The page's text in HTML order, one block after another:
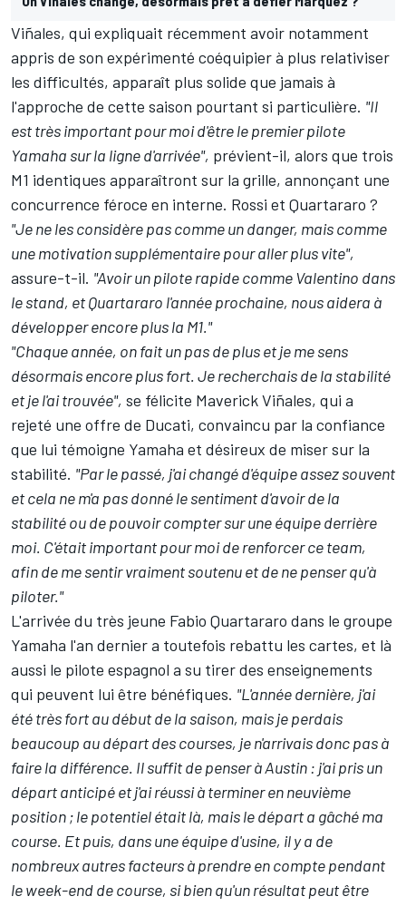
Viñales, qui expliquait récemment avoir notamment
appris de son expérimenté coéquipierà plus relativiser
les difficultés, apparaît plus solide que jamais à
l'approche de cette saison pourtant si particulière. "Il
est très important pour moi d'être le premier pilote
Yamaha sur la ligne d'arrivée", prévient-il, alors que trois
M1 identiques apparaîtront sur la grille, annonçant une
concurrence féroce en interne. Rossi et Quartararo ?
"Je ne les considère pas comme un danger, mais comme
une motivation supplémentaire pour aller plus vite",
assure-t-il. "Avoir un pilote rapide comme Valentino dans
le stand, et Quartararo l'année prochaine, nous aidera à
développer encore plus la M1."
"Chaque année, on fait un pas de plus et je me sens
désormais encore plus fort. Je recherchais de la stabilité
et je l'ai trouvée", se félicite Maverick Viñales, qui a
rejeté une offre de Ducati, convaincu par la confiance
que lui témoigne Yamaha et désireux de miser sur la
stabilité. "Par le passé, j'ai changé d'équipe assez souvent
et cela ne m'a pas donné le sentiment d'avoir de la
stabilité ou de pouvoir compter sur une équipe derrière
moi. C'était important pour moi de renforcer ce team,
afin de me sentir vraiment soutenu et de ne penser qu'à
piloter."
L'arrivée du très jeune Fabio Quartararo dans le groupe
Yamaha l'an dernier a toutefois rebattu les cartes, et là
aussi le pilote espagnol a su tirer des enseignements
qui peuvent lui être bénéfiques. "L'année dernière, j'ai
été très fort au début de la saison, mais je perdais
beaucoup au départ des courses, je n'arrivais donc pas à
faire la différence. Il suffit de penser à Austin : j'ai pris un
départ anticipé et j'ai réussi à terminer en neuvième
position ; le potentiel était là, mais le départ a gâché ma
course. Et puis, dans une équipe d'usine, il y a de
nombreux autres facteurs à prendre en compte pendant
le week-end de course, si bien qu'un résultat peut être